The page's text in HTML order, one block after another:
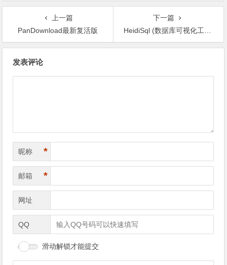
上一篇
PanDownload最新复活版
下一篇
HeidiSql (数据库可视化工具) v12.3 官方便携版
发表评论
昵称 *
邮箱 *
网址
QQ
滑动解锁才能提交